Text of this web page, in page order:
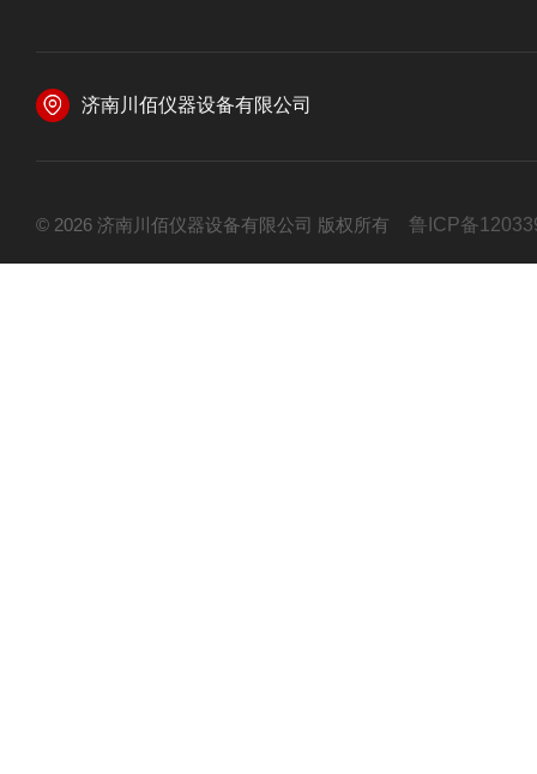
济南川佰仪器设备有限公司
© 2026 济南川佰仪器设备有限公司 版权所有 鲁ICP备